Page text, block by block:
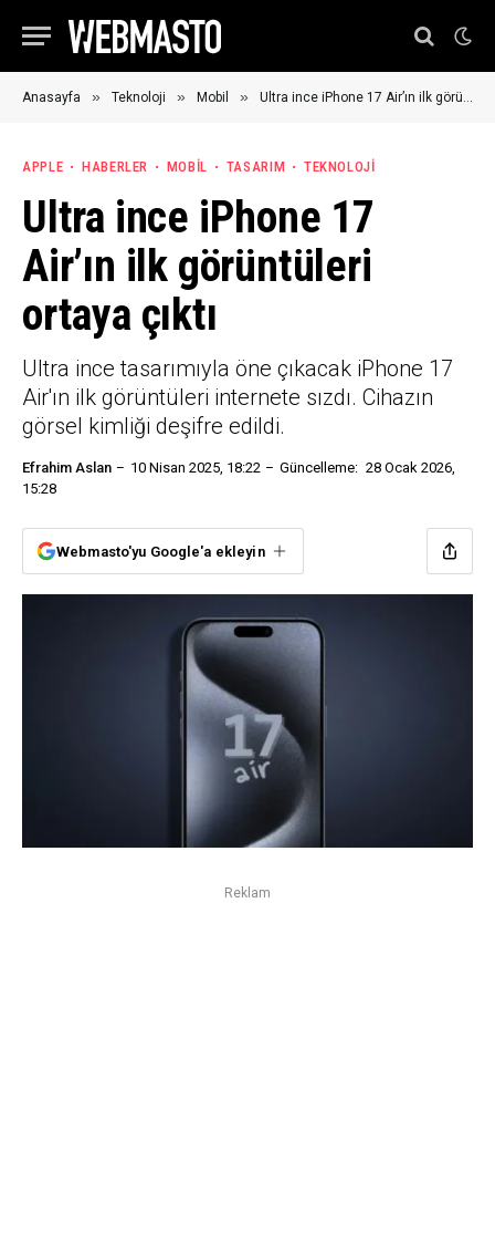
Anasayfa » Teknoloji » Mobil » Ultra ince iPhone 17 Air’ın ilk görüntüleri ortaya çıktı
APPLE HABERLER MOBIL TASARIM TEKNOLOJI
Ultra ince iPhone 17
Air’ın ilk görüntüleri
ortaya çıktı
Ultra ince tasarımıyla öne çıkacak iPhone 17
Air'ın ilk görüntüleri internete sızdı. Cihazın
görsel kimliği deşifre edildi.
Efrahim Aslan 10 Nisan 2025, 18:22 Güncelleme: 28 Ocak 2026,
15:28
Webmasto'yu Google'a ekleyin
Reklam